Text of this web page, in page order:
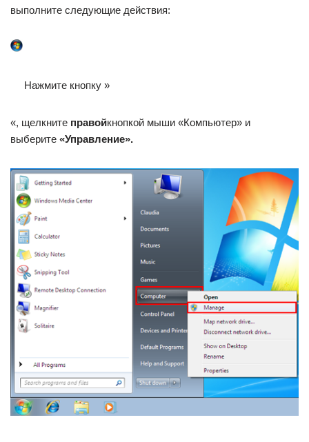
выполните следующие действия:
Нажмите кнопку »
«, щелкните правойкнопкой мыши «Компьютер» и
выберите «Управление».